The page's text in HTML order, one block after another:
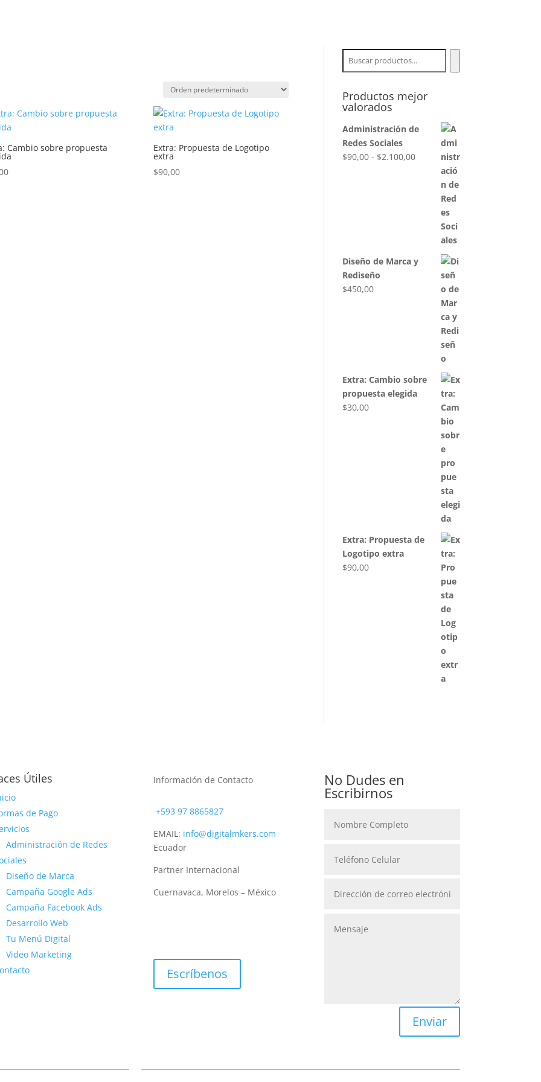
Cambio sobre propuesta Extra: Propuesta de Logotipo
extra
$90,00
Productos mejor
valorados
Administración de
Redes Sociales
$90,00 - $2.100,00Rango
precios:
$90,00
$2.100,00
Diseño de Marca y
Rediseño
$450,00
Extra: Cambio sobre
propuesta elegida
$30,00
Extra: Propuesta de
Logotipo extra
$90,00
Útiles
de Pago
Administración de Redes
Diseño de Marca
Campaña Google Ads
Campaña Facebook Ads
Desarrollo Web
Tu Menú Digital
Video Marketing
Información de Contacto
+593 97 8865827
EMAIL: info@digitalmkers.com
Ecuador
Partner Internacional
Cuernavaca, Morelos – México
Escríbenos
No Dudes en
Escribirnos
Enviar